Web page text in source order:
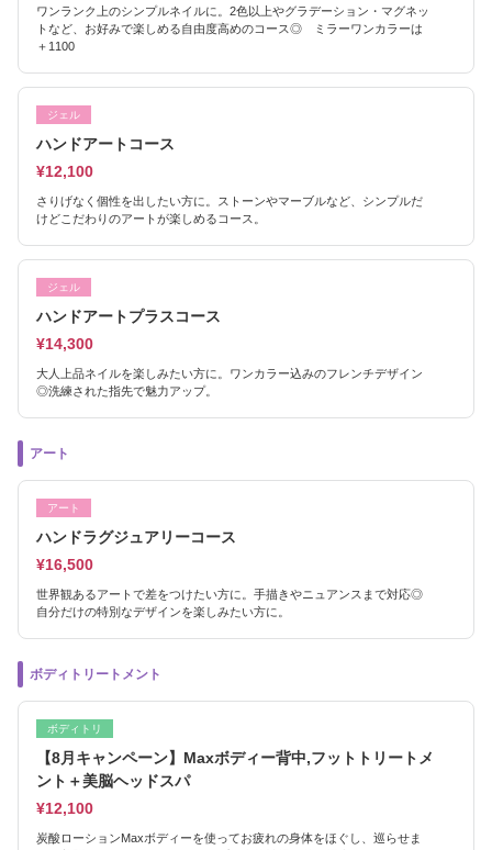
ワンランク上のシンプルネイルに。2色以上やグラデーション・マグネッ
トなど、お好みで楽しめる自由度高めのコース◎ ミラーワンカラーは
＋1100
ジェル
ハンドアートコース
¥12,100
さりげなく個性を出したい方に。ストーンやマーブルなど、シンプルだ
けどこだわりのアートが楽しめるコース。
ジェル
ハンドアートプラスコース
¥14,300
大人上品ネイルを楽しみたい方に。ワンカラー込みのフレンチデザイン
◎洗練された指先で魅力アップ。
アート
アート
ハンドラグジュアリーコース
¥16,500
世界観あるアートで差をつけたい方に。手描きやニュアンスまで対応◎
自分だけの特別なデザインを楽しみたい方に。
ボディトリートメント
ボディトリ
【8月キャンペーン】Maxボディー背中,フットトリートメ
ント＋美脳ヘッドスパ
¥12,100
炭酸ローションMaxボディーを使ってお疲れの身体をほぐし、巡らせま